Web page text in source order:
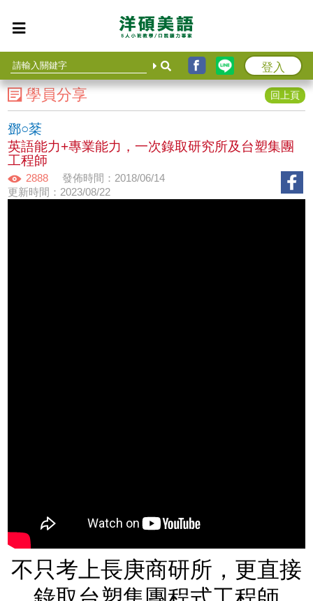
登入
學員分享 回上頁
鄧○棻
英語能力+專業能力，一次錄取研究所及台塑集團
工程師
2888
發佈時間：2018/06/14
更新時間：2023/08/22
不只考上長庚商研所，更直接